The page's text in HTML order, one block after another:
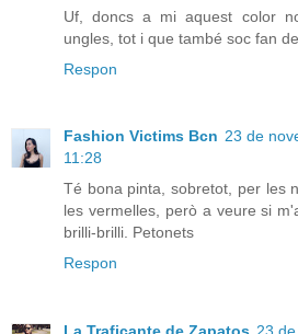
Uf, doncs a mi aquest color
ungles, tot i que també soc fan
Respon
Fashion Victims Bcn 23 de
11:28
Té bona pinta, sobretot, per les
les vermelles, però a veure si
brilli-brilli. Petonets
Respon